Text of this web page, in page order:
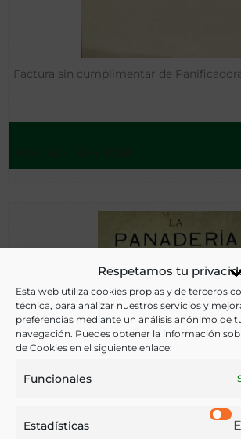
Respetamos tu
Esta web utiliza cookies propias y de terceros
técnica, para analizar nuestros servicios y
preferencias mediante un análisis anónimo de
navegación. Puedes obtener la información
de Cookies en el siguiente enlace:
Funcionales
Estadísticas
Factura sin cumplimentar de